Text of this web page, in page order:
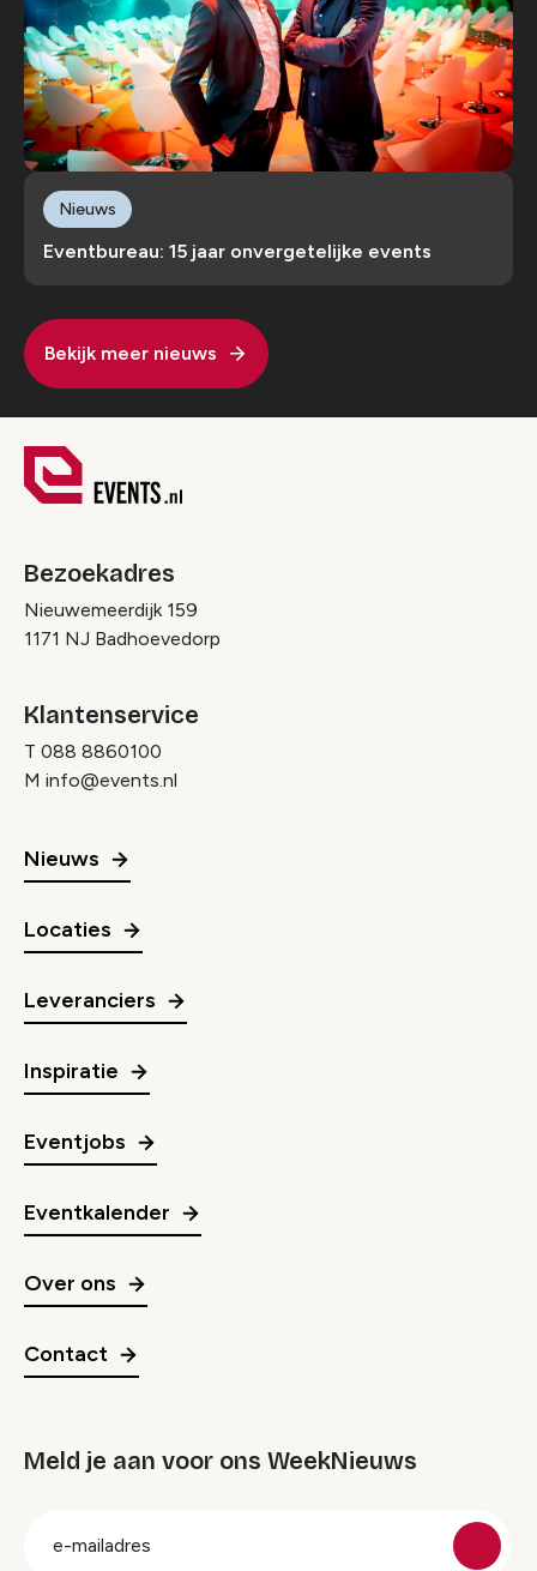
Eventbureau: 15 jaar onvergetelijke events
Nieuws
Bekijk meer nieuws
Bezoekadres
Nieuwemeerdijk 159
1171 NJ Badhoevedorp
Klantenservice
T 088 8860100
M info@events.nl
Nieuws
Locaties
Leveranciers
Inspiratie
Eventjobs
Eventkalender
Over ons
Contact
Meld je aan voor ons WeekNieuws